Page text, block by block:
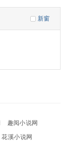
新窗
趣阅小说网
花溪小说网